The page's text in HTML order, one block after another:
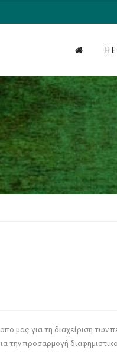
H
μας για τη διαχείριση των
την προσαρμογή